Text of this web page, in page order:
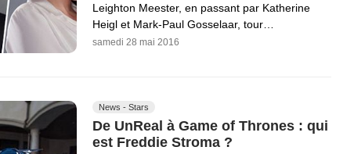
Leighton Meester, en passant par Katherine
Heigl et Mark-Paul Gosselaar, tour…
samedi 28 mai 2016
News - Stars
De UnReal à Game of Thrones : qui
est Freddie Stroma ?